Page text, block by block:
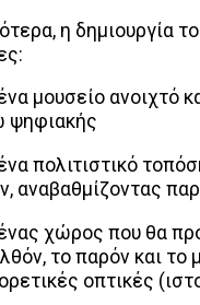
η δημιουργία
μουσείο ανοιχτό
ψηφιακής
πολιτιστικό
αναβαθμίζοντας
χώρος που θα
το παρόν και το
οπτικές